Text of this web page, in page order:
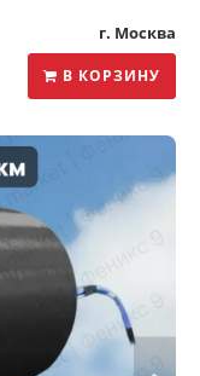
г. Москва
В КОРЗИНУ